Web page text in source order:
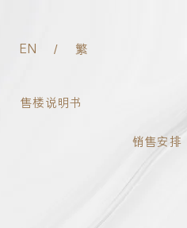
售樓說明書
銷售安排
EN / 繁